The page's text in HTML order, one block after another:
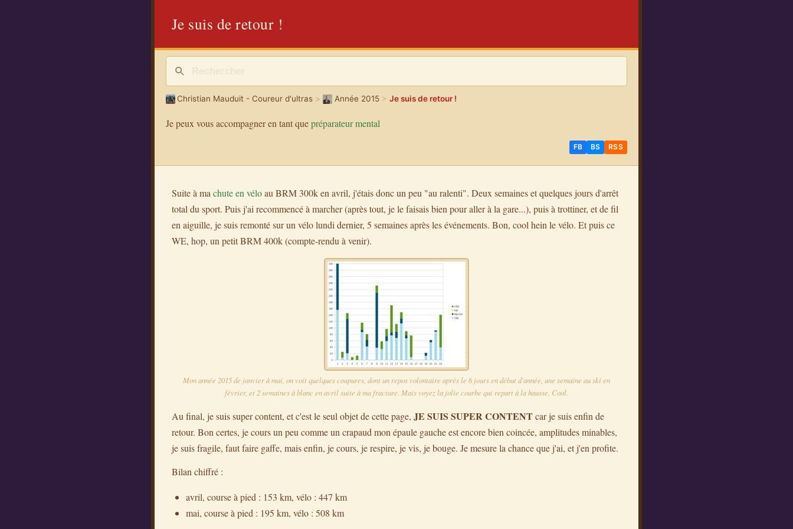
Je suis de retour !
Christian Mauduit - Coureur d'ultras > Année 2015> Je suis de retour !
Je peux vous accompagner en tant quepréparateur mental
FB BS RSS
Suite à ma chute en véloau BRM 300k en avril, j'étais donc un peu "au ralenti". Deux semaines et quelques jours d'arrêt
total du sport. Puis j'ai recommencé à marcher (après tout, je le faisais bien pour aller à la gare...), puis à trottiner, et de fil
en aiguille, je suis remonté sur un vélo lundi dernier, 5 semaines après les événements. Bon, cool hein le vélo. Et puis ce
WE, hop, un petit BRM 400k (compte-rendu à venir).
Mon année 2015 de janvier à mai, on voit quelques coupures, dont un repos volontaire après le 6 jours en début d'année, une semaine au ski en
février, et 2 semaines à blanc en avril suite à ma fracture. Mais voyez la jolie courbe qui repart à la hausse. Cool.
Au final, je suis super content, et c'est le seul objet de cette page, JE SUIS SUPER CONTENTcar je suis enfin de
retour. Bon certes, je cours un peu comme un crapaud mon épaule gauche est encore bien coincée, amplitudes minables,
je suis fragile, faut faire gaffe, mais enfin, je cours, je respire, je vis, je bouge. Je mesure la chance que j'ai, et j'en profite.
Bilan chiffré :
avril, course à pied : 153 km, vélo : 447 km
mai, course à pied : 195 km, vélo : 508 km